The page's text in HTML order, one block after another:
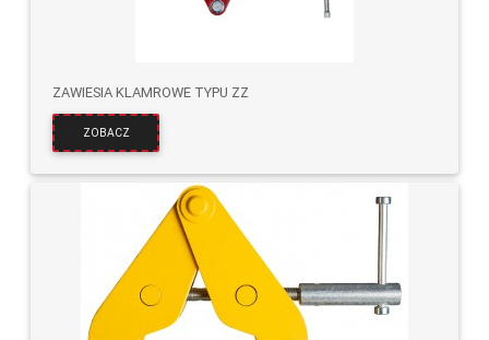
ZAWIESIA KLAMROWE TYPU ZZ
ZOBACZ